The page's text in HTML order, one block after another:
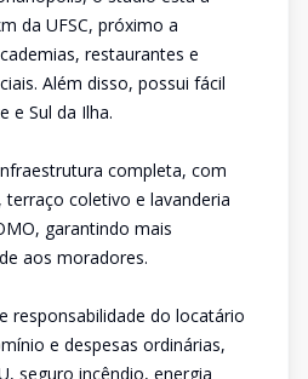
da UFSC, próximo a
restaurantes e
Além disso, possui fácil
e Sul da Ilha.
completa, com
coletivo e lavanderia
garantindo mais
aos moradores.
responsabilidade do locatário
e despesas ordinárias,
seguro incêndio, energia